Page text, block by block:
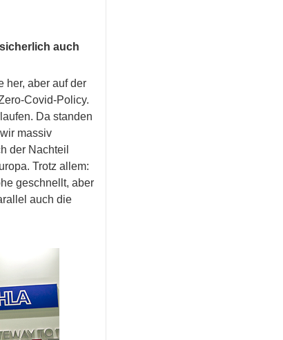
auch
her, aber auf der
Covid-Policy.
Da standen
massiv
der Nachteil
Trotz allem:
geschnellt, aber
auch die